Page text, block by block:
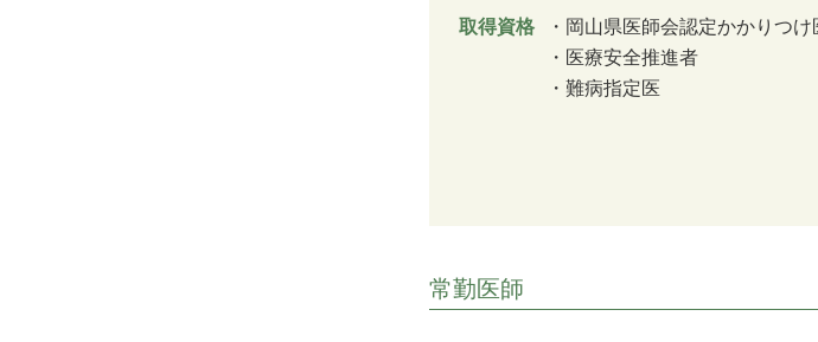
取得資格
岡山県医師会認定かかりつけ
医療安全推進者
難病指定医
常勤医師